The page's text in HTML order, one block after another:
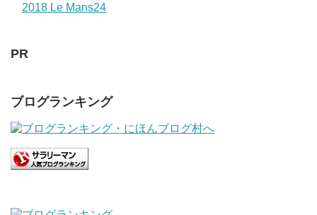
2018 Le Mans24
PR
ブログランキング